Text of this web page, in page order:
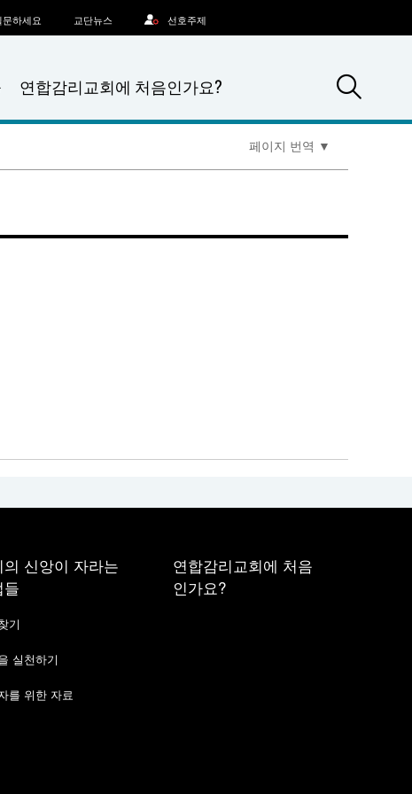
연합감리교회에 처음인가요?
하세요 교단뉴스 선호주제
페이지 번역 ▼
의 신앙이 자라는
들
기
실천하기
를 위한 자료
연합감리교회에 처음
인가요?